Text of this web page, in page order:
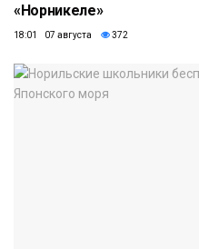
«Норникеле»
18:01 07 августа 372